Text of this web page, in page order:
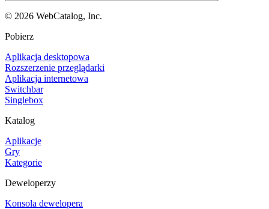
© 2026 WebCatalog, Inc.
Pobierz
Aplikacja desktopowa
Rozszerzenie przeglądarki
Aplikacja internetowa
Switchbar
Singlebox
Katalog
Aplikacje
Gry
Kategorie
Deweloperzy
Konsola dewelopera